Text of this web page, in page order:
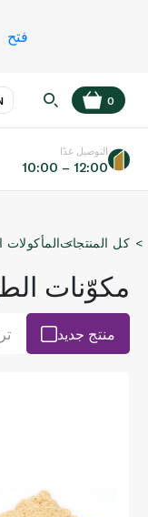
فتح
عر
0
التوصيل غدًا
10:00 – 12:00
كل المنتجاتالمأكولات
مكوّنات
منتج جديد